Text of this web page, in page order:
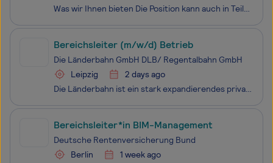
Was wir Ihnen bieten Die Position kann auch in Teilzeit als Jobsharing besetzt werden Strategische Schlüsselposition als Mitglied der Geschäftsleitung mit direktem Einfluss auf die strategische Weiterentwicklung unseres Partnergeschäfts Großer Gestaltungsspielraum fü
Bereichsleiter (m/w/d) Betrieb
Die Länderbahn GmbH DLB/ Regentalbahn GmbH
Leipzig
2 days ago
Die Länderbahn ist ein stark expandierendes privates Eisenbahnverkehrsunternehmen mit langfristigen Verkehrsverträgen in Bayern und Sachsen, Rheinland-Pfalz und Saarland. Als traditionsreiches Unternehmen begeistern wir uns gleichermaßen für Bewährtes und Neues. Dabei zählen wir sowohl auf die Erfah
Bereichsleiter*in BIM-Management
Deutsche Rentenversicherung Bund
Berlin
1 week ago